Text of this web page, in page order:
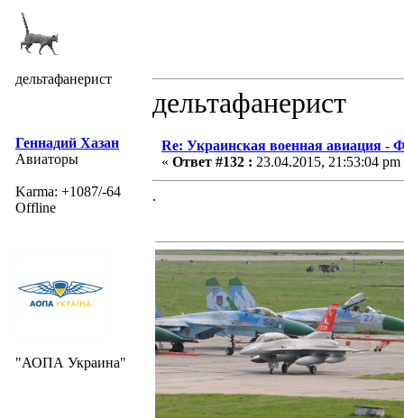
дельтафанерист
дельтафанерист
Геннадий Хазан
Авиаторы
Karma: +1087/-64
Offline
"АОПА Украина"
Re: Украинская военная авиация -
« Ответ #132 : 23.04.2015, 21:53:04 pm
.